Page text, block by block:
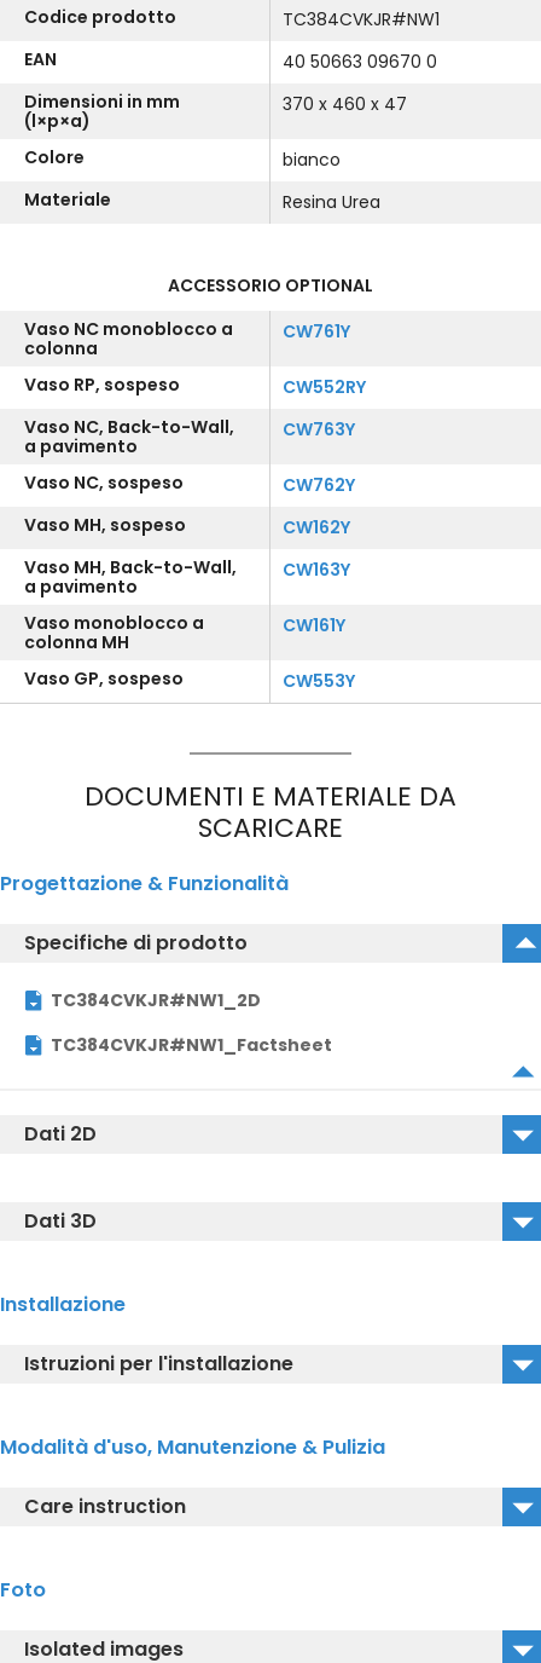
Codice prodotto
TC384CVKJR#NW1
EAN
40 50663 09670 0
Dimensioni in mm
(l×p×a)
370 x 460 x 47
Colore
bianco
Materiale
Resina Urea
ACCESSORIO OPTIONAL
Vaso NC monoblocco a
colonna
CW761Y
Vaso RP, sospeso
CW552RY
Vaso NC, Back-to-Wall,
a pavimento
CW763Y
Vaso NC, sospeso
CW762Y
Vaso MH, sospeso
CW162Y
Vaso MH, Back-to-Wall,
a pavimento
CW163Y
Vaso monoblocco a
colonna MH
CW161Y
Vaso GP, sospeso CW553Y
DOCUMENTI E MATERIALE DA
SCARICARE
Progettazione & Funzionalità
Specifiche di prodotto
TC384CVKJR#NW1_2D
TC384CVKJR#NW1_Factsheet
Dati 2D
Dati 3D
Installazione
Istruzioni per l'installazione
Modalità d'uso, Manutenzione & Pulizia
Care instruction
Foto
Isolated images